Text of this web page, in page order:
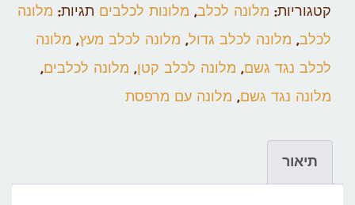
קטגוריות: מלונה לכלב, מלונות לכלבים תגיות: מלונה
לכלב, מלונה לכלב גדול, מלונה לכלב מעץ, מלונה
לכלב נגד גשם, מלונה לכלב קטן, מלונה לכלבים,
מלונה נגד גשם, מלונה עם מרפסת
תיאור